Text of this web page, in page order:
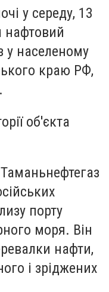
у середу, 13
нафтовий
у населеному
краю РФ,
об'єкта
порту
моря. Він
нафти,
і зріджених